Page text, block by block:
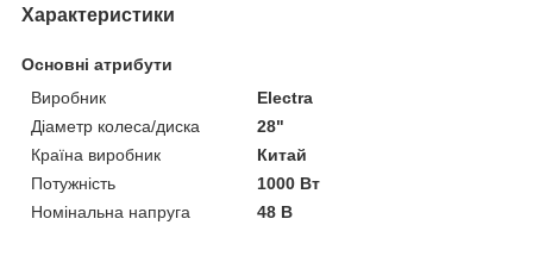
Характеристики
Основні атрибути
Виробник
Electra
Діаметр колеса/диска
28"
Країна виробник
Китай
Потужність
1000 Вт
Номінальна напруга
48 В